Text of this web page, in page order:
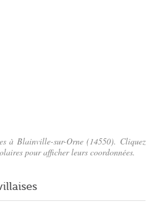
à Blainville-sur-Orne (14550). Cliquez
pour afficher leurs coordonnées.